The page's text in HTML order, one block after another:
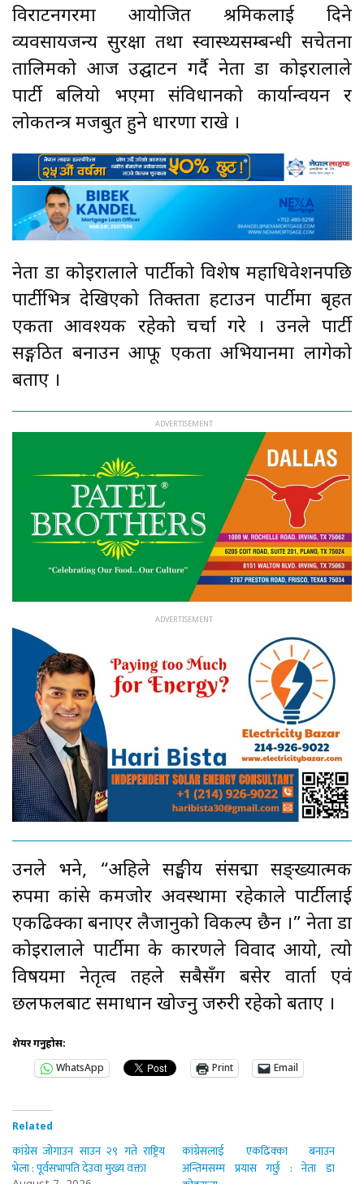
विराटनगरमा आयोजित श्रमिकलाई दिने
व्यवसायजन्य सुरक्षा तथा स्वास्थ्यसम्बन्धी सचेतना
तालिमको आज उद्घाटन गर्दै नेता डा कोइरालाले
पार्टी बलियो भएमा संविधानको कार्यान्वयन र
लोकतन्त्र मजबुत हुने धारणा राखे ।
नेता डा कोइरालाले पार्टीको विशेष महाधिवेशनपछि
पार्टीभित्र देखिएको तिक्तता हटाउन पार्टीमा बृहत
एकता आवश्यक रहेको चर्चा गरे । उनले पार्टी
सङ्गठित बनाउन आफू एकता अभियानमा लागेको
बताए ।
उनले भने, “अहिले सङ्घीय संसद्मा सङ्ख्यात्मक
रुपमा कांग्रेस कमजोर अवस्थामा रहेकाले पार्टीलाई
एकढिक्का बनाएर लैजानुको विकल्प छैन ।” नेता डा
कोइरालाले पार्टीमा के कारणले विवाद आयो, त्यो
विषयमा नेतृत्व तहले सबैसँग बसेर वार्ता एवं
छलफलबाट समाधान खोज्नु जरुरी रहेको बताए ।
शेयर गर्नुहोस:
WhatsApp
Print Email
Related
कांग्रेस जोगाउन साउन २९ गते राष्ट्रिय
भेला : पूर्वसभापति देउवा मुख्य वक्ता
कांग्रेसलाई एकढिक्का बनाउन
अन्तिमसम्म प्रयास गर्छु : नेता डा